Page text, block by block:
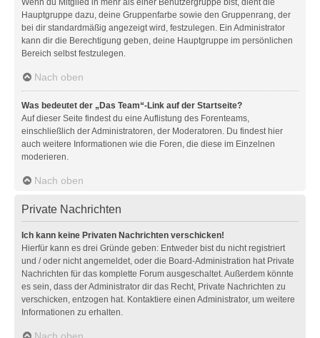
Hauptgruppe dazu, deine Gruppenfarbe sowie den Gruppenrang, der
bei dir standardmäßig angezeigt wird, festzulegen. Ein Administrator
kann dir die Berechtigung geben, deine Hauptgruppe im persönlichen
Bereich selbst festzulegen.
Nach oben
Was bedeutet der „Das Team“-Link auf der Startseite?
Auf dieser Seite findest du eine Auflistung des Forenteams,
einschließlich der Administratoren, der Moderatoren. Du findest hier
auch weitere Informationen wie die Foren, die diese im Einzelnen
moderieren.
Nach oben
Private Nachrichten
Ich kann keine Privaten Nachrichten verschicken!
Hierfür kann es drei Gründe geben: Entweder bist du nicht registriert
und / oder nicht angemeldet, oder die Board-Administration hat Private
Nachrichten für das komplette Forum ausgeschaltet. Außerdem könnte
es sein, dass der Administrator dir das Recht, Private Nachrichten zu
verschicken, entzogen hat. Kontaktiere einen Administrator, um weitere
Informationen zu erhalten.
Nach oben